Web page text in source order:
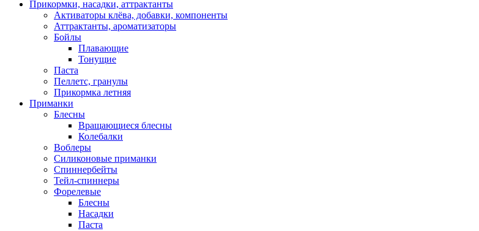
Прикормки, насадки, аттрактанты
Активаторы клёва, добавки, компоненты
Аттрактанты, ароматизаторы
Бойлы
Плавающие
Тонущие
Паста
Пеллетс, гранулы
Прикормка летняя
Приманки
Блесны
Вращающиеся блесны
Колебалки
Воблеры
Силиконовые приманки
Спиннербейты
Тейл-спиннеры
Форелевые
Блесны
Насадки
Паста